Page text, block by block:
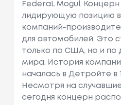
FederaL Mogul.
лидирующую позицию в
компаний-
для автомобилей. Это
только по США, но и по
мира. История
началась в Детройте в
Несмотря на
сегодня концерн